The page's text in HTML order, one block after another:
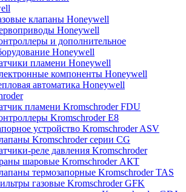
клапаны Honeywell
Honeywell
и дополнительное
Honeywell
пламени Honeywell
компоненты Honeywell
автоматика Honeywell
пламени Kromschroder FDU
Kromschroder E8
устройство Kromschroder ASV
Kromschroder серии CG
реле давления Kromschroder
шаровые Kromschroder АКТ
термозапорные Kromschroder TAS
газовые Kromschroder GFK